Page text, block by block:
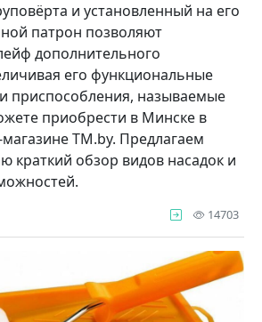
и установленный на его
патрон позволяют
дополнительного
его функциональные
приспособления, называемые
приобрести в Минске в
TM.by. Предлагаем
краткий обзор видов насадок и
14703